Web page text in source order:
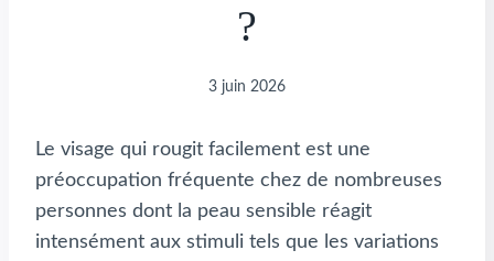
?
3 juin 2026
Le visage qui rougit facilement est une
préoccupation fréquente chez de nombreuses
personnes dont la peau sensible réagit
intensément aux stimuli tels que les variations